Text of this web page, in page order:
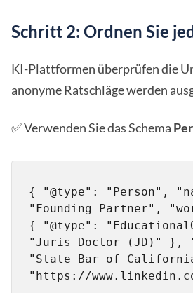
Schritt 2: Ordnen Sie
KI-Plattformen überprüfen die
anonyme Ratschläge werden
✅ Verwenden Sie das Schema
{ "@type": "Person",
"Founding Partner",
{ "@type":
"Juris Doctor (JD)" },
"State Bar of
"https://